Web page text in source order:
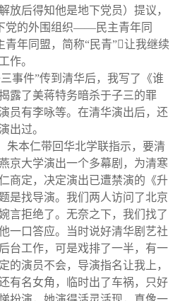
放后得知他是地下党员）提议，
党的外围组织——民主青年同
青年同盟，简称“民青”让我继续
作。
事件”传到清华后，我写了《谁
露了美蒋特务暗杀于子三的罪
员有李咏等。在清华演出后，还
出过。
朱本仁带回华北学联指示，要清
京大学演出一个多幕剧，为清寒
商定，决定演出已遭禁演的《升
是找导演。我们两人访问了北京
言拒绝了。无奈之下，我们找了
一口答应。当时说好清华剧艺社
台工作，可是戏排了一半，有一
的演员不会，导演指名让我上，
有名女角，临时出了车祸，只好